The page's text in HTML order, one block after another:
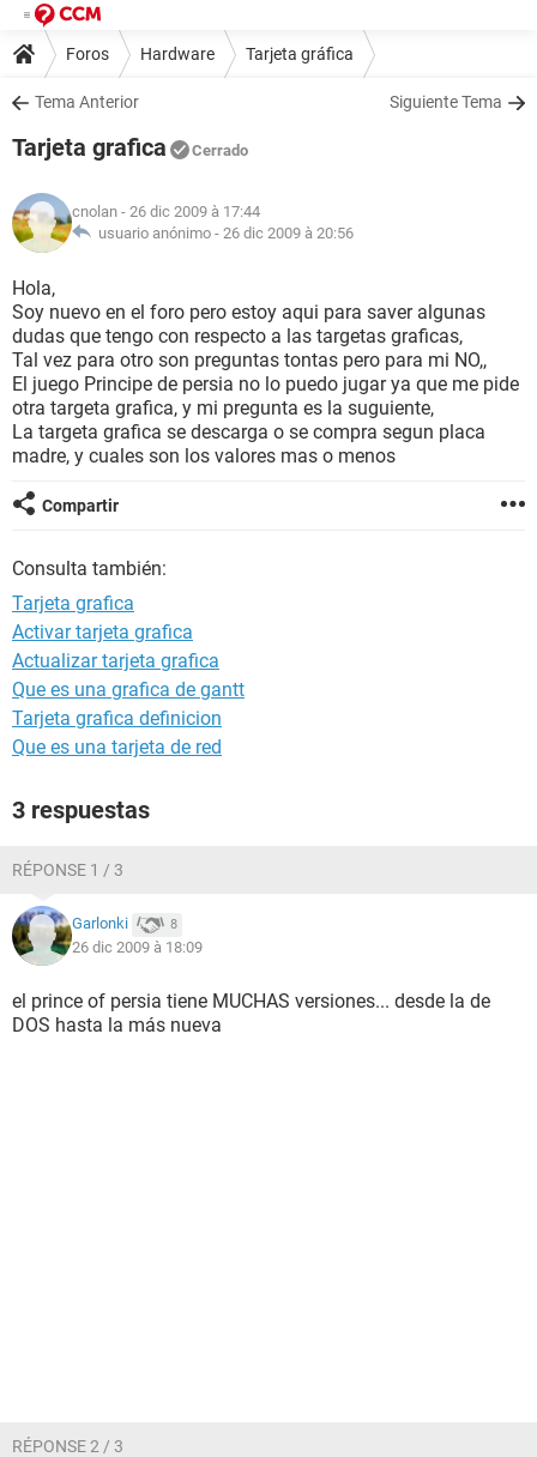
Foros Hardware Tarjeta gráfica
Tema Anterior Siguiente Tema
Tarjeta grafica Cerrado
cnolan - 26 dic 2009 à 17:44
usuario anónimo - 26 dic 2009 à 20:56
Hola,
Soy nuevo en el foro pero estoy aqui para saver algunas
dudas que tengo con respecto a las targetas graficas,
Tal vez para otro son preguntas tontas pero para mi NO,,
El juego Principe de persia no lo puedo jugar ya que me pide
otra targeta grafica, y mi pregunta es la suguiente,
La targeta grafica se descarga o se compra segun placa
madre, y cuales son los valores mas o menos
Compartir
Consulta también:
Tarjeta grafica
Activar tarjeta grafica
Actualizar tarjeta grafica
Que es una grafica de gantt
Tarjeta grafica definicion
Que es una tarjeta de red
3 respuestas
RÉPONSE 1 / 3
Garlonki 8
26 dic 2009 à 18:09
el prince of persia tiene MUCHAS versiones... desde la de
DOS hasta la más nueva
RÉPONSE 2 / 3